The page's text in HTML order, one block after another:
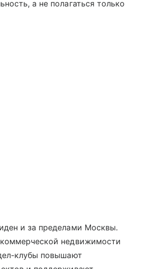
а не полагаться только
и за пределами Москвы.
недвижимости
клубы повышают